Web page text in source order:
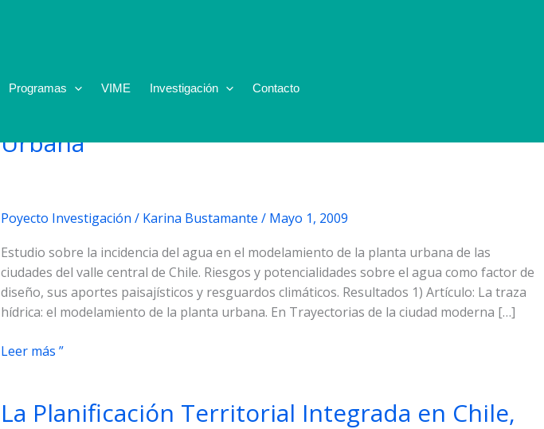
Programas VIME Investigación Contacto
Urbana
Poyecto Investigación / Karina Bustamante/ Mayo 1, 2009
Estudio sobre la incidencia del agua en el modelamiento de la planta urbana de las
ciudades del valle central de Chile. Riesgos y potencialidades sobre el agua como factor de
diseño, sus aportes paisajísticos y resguardos climáticos. Resultados 1) Artículo: La traza
hídrica: el modelamiento de la planta urbana. En Trayectorias de la ciudad moderna […]
El
factor
Leer más ”
La Planificación Territorial Integrada en Chile,